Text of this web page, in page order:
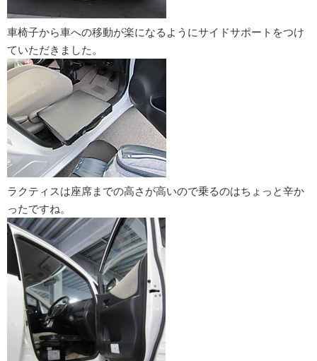
車椅子から車への移動が楽になるようにサイドサポートをつけ
ていただきました。
ラクティスは座席までの高さが高いので乗るのはちょっと辛か
ったですね。